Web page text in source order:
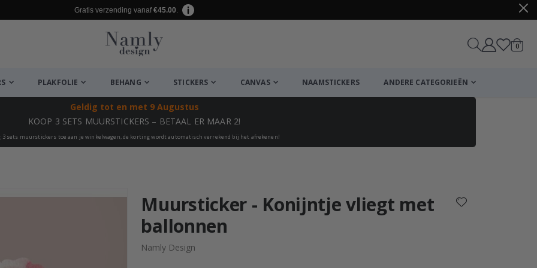
Gratis verzending vanaf€45.00.
0
PLAKFOLIE BEHANG STICKERS CANVAS NAAMSTICKERS ANDERE CATEGORIEËN
Geldig tot en met 9 Augustus
KOOP 3 SETS MUURSTICKERS – BETAAL ER MAAR 2!
3 sets muurstickers toe aan je winkelwagen, de korting wordt automatisch verrekend bij het afrekenen!
✔
Muursticker - Konijntje vliegt met
ballonnen
Namly Design